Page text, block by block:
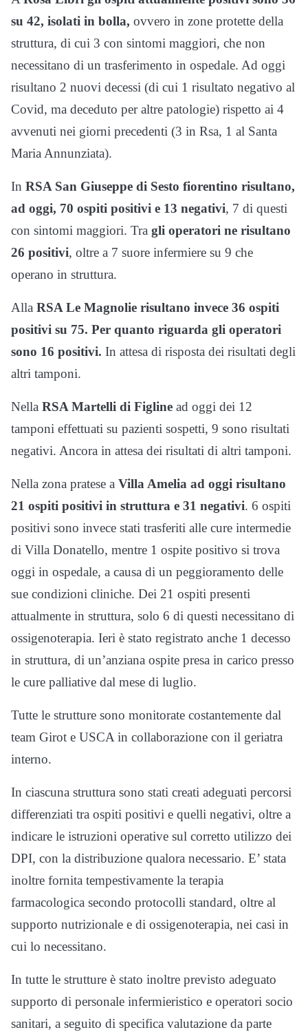
su 42, isolati in bolla, ovvero in zone protette della
struttura, di cui 3 con sintomi maggiori, che non
necessitano di un trasferimento in ospedale. Ad oggi
risultano 2 nuovi decessi (di cui 1 risultato negativo al
Covid, ma deceduto per altre patologie) rispetto ai 4
avvenuti nei giorni precedenti (3 in Rsa, 1 al Santa
Maria Annunziata).
In RSA San Giuseppe di Sesto fiorentino risultano,
ad oggi, 70 ospiti positivi e 13 negativi, 7 di questi
con sintomi maggiori. Tra gli operatori ne risultano
26 positivi, oltre a 7 suore infermiere su 9 che
operano in struttura.
Alla RSA Le Magnolie risultano invece 36 ospiti
positivi su 75. Per quanto riguarda gli operatori
sono 16 positivi. In attesa di risposta dei risultati degli
altri tamponi.
Nella RSA Martelli di Figline ad oggi dei 12
tamponi effettuati su pazienti sospetti, 9 sono risultati
negativi. Ancora in attesa dei risultati di altri tamponi.
Nella zona pratese a Villa Amelia ad oggi risultano
21 ospiti positivi in struttura e 31 negativi. 6 ospiti
positivi sono invece stati trasferiti alle cure intermedie
di Villa Donatello, mentre 1 ospite positivo si trova
oggi in ospedale, a causa di un peggioramento delle
sue condizioni cliniche. Dei 21 ospiti presenti
attualmente in struttura, solo 6 di questi necessitano di
ossigenoterapia. Ieri è stato registrato anche 1 decesso
in struttura, di un’anziana ospite presa in carico presso
le cure palliative dal mese di luglio.
Tutte le strutture sono monitorate costantemente dal
team Girot e USCA in collaborazione con il geriatra
interno.
In ciascuna struttura sono stati creati adeguati percorsi
differenziati tra ospiti positivi e quelli negativi, oltre a
indicare le istruzioni operative sul corretto utilizzo dei
DPI, con la distribuzione qualora necessario. E’ stata
inoltre fornita tempestivamente la terapia
farmacologica secondo protocolli standard, oltre al
supporto nutrizionale e di ossigenoterapia, nei casi in
cui lo necessitano.
In tutte le strutture è stato inoltre previsto adeguato
supporto di personale infermieristico e operatori socio
sanitari, a seguito di specifica valutazione da parte